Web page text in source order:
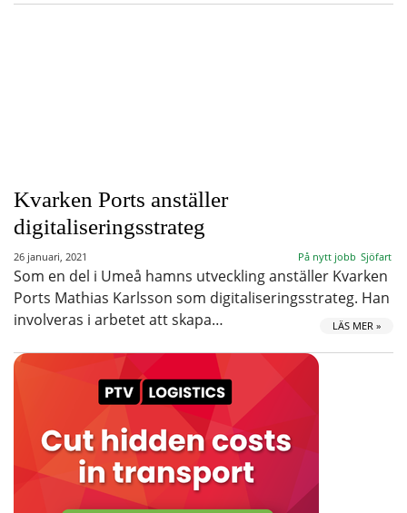
Kvarken Ports anställer
digitaliseringsstrateg
26 januari, 2021 På nytt jobb Sjöfart
Som en del i Umeå hamns utveckling anställer Kvarken
Ports Mathias Karlsson som digitaliseringsstrateg. Han
involveras i arbetet att skapa…
LÄS MER »